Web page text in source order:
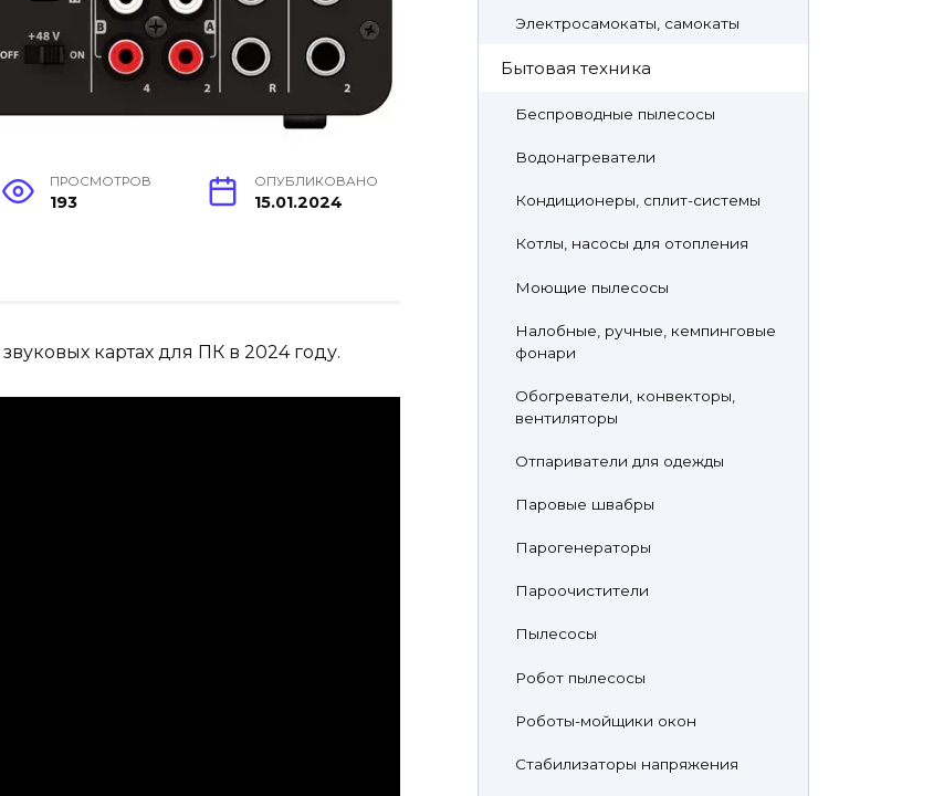
ПРОСМОТРОВ
193
ОПУБЛИКОВАНО
15.01.2024
картах для ПК в 2024 году.
Электросамокаты, самокаты
Бытовая техника
Беспроводные пылесосы
Водонагреватели
Кондиционеры, сплит-системы
Котлы, насосы для отопления
Моющие пылесосы
Налобные, ручные, кемпинговые
фонари
Обогреватели, конвекторы,
вентиляторы
Отпариватели для одежды
Паровые швабры
Парогенераторы
Пароочистители
Пылесосы
Робот пылесосы
Роботы-мойщики окон
Стабилизаторы напряжения